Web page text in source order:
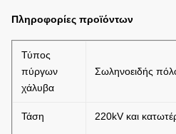
Πληροφορίες προϊόντων
Τύπος
πύργων
χάλυβα
Σωληνοειδής
Τάση 220kV και